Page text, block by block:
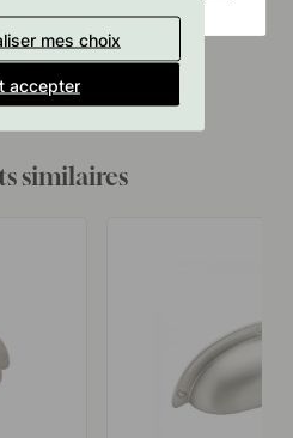
similaires
mes choix
accepter